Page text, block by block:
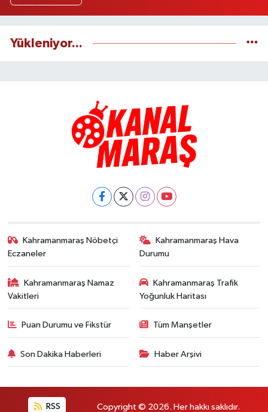
Yükleniyor...
Kahramanmaraş Nöbetçi
Eczaneler
Kahramanmaraş Hava
Durumu
Kahramanmaraş Namaz
Vakitleri
Kahramanmaraş Trafik
Yoğunluk Haritası
Puan Durumu ve Fikstür Tüm Manşetler
Son Dakika Haberleri Haber Arşivi
RSS Copyright © 2026. Her hakkı saklıdır.